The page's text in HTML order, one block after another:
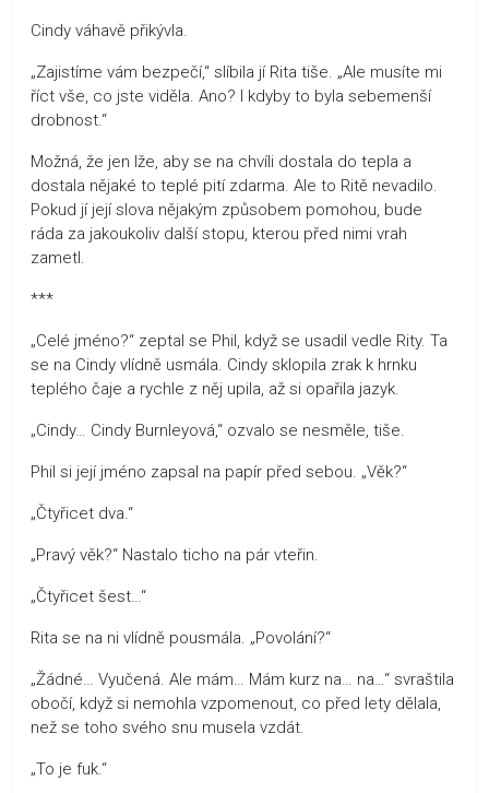
Cindy váhavě přikývla.
„Zajistíme vám bezpečí,“ slíbila jí Rita tiše. „Ale musíte mi
říct vše, co jste viděla. Ano? I kdyby to byla sebemenší
drobnost.“
Možná, že jen lže, aby se na chvíli dostala do tepla a
dostala nějaké to teplé pití zdarma. Ale to Ritě nevadilo.
Pokud jí její slova nějakým způsobem pomohou, bude
ráda za jakoukoliv další stopu, kterou před nimi vrah
zametl.
***
„Celé jméno?“ zeptal se Phil, když se usadil vedle Rity. Ta
se na Cindy vlídně usmála. Cindy sklopila zrak k hrnku
teplého čaje a rychle z něj upila, až si opařila jazyk.
„Cindy… Cindy Burnleyová,“ ozvalo se nesměle, tiše.
Phil si její jméno zapsal na papír před sebou. „Věk?“
„Čtyřicet dva.“
„Pravý věk?“ Nastalo ticho na pár vteřin.
„Čtyřicet šest…“
Rita se na ni vlídně pousmála. „Povolání?“
„Žádné… Vyučená. Ale mám… Mám kurz na… na…“ svraštila
obočí, když si nemohla vzpomenout, co před lety dělala,
než se toho svého snu musela vzdát.
„To je fuk.“